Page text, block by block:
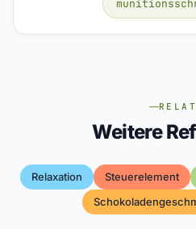
Weitere
Relaxation Steuerelement